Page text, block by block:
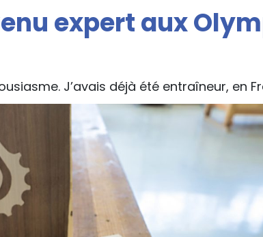
expert aux
J’avais déjà été entraîneur, en